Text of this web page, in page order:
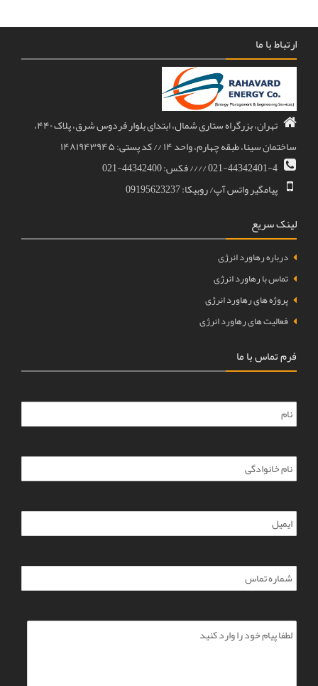
ارتباط با ما
تهران، بزرگراه ستاری شمال، ابتدای بلوار فردوس شرق، پلاک ۴۴۰،
ساختمان سینا، طبقه چهارم، واحد ۱۴ // کد پستی: ۱۴۸۱۹۴۳۹۴۵
021-44342401-4 //// فکس: 44342400-021
پیامگیر واتس آپ/ روبیکا: 09195623237
لینک سریع
درباره رهاورد انرژی
تماس با رهاورد انرژی
پروژه های رهاورد انرژی
فعالیت های رهاورد انرژی
فرم تماس با ما